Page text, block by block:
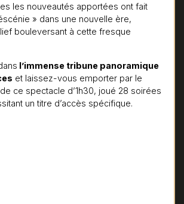
les nouveautés apportées ont fait
» dans une nouvelle ère,
bouleversant à cette fresque
l’immense tribune panoramique
et laissez-vous emporter par le
ce spectacle d’1h30, joué 28 soirées
un titre d’accès spécifique.